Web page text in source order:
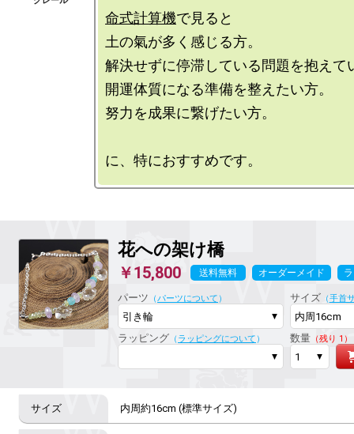
命式計算機で見ると
土の氣が多く感じる方。
解決せずに停滞している問題を抱えて
開運体質になる準備を整えたい方。
努力を成果に繋げたい方。
花への架け橋
￥15,800 送料無料 オーダーメイド
パーツ （パーツについて ） サイズ （手首
ラッピング （ ラッピングについて ） 数量（残り 1）
内周約16cm (標準サイズ)